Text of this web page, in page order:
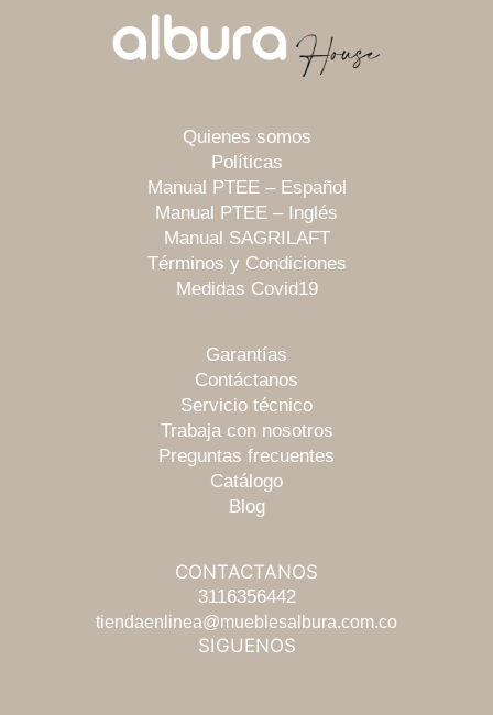
Quienes somos
Políticas
Manual PTEE – Español
Manual PTEE – Inglés
Manual SAGRILAFT
Términos y Condiciones
Medidas Covid19
Garantías
Contáctanos
Servicio técnico
Trabaja con nosotros
Preguntas frecuentes
Catálogo
Blog
CONTACTANOS
3116356442
tiendaenlinea@mueblesalbura.com.co
SIGUENOS